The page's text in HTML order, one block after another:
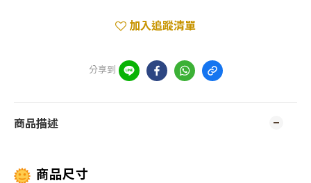
加入追蹤清單
分享到
商品描述
商品尺寸